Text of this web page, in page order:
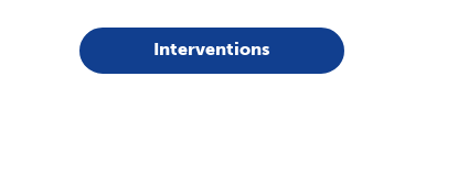
Interventions